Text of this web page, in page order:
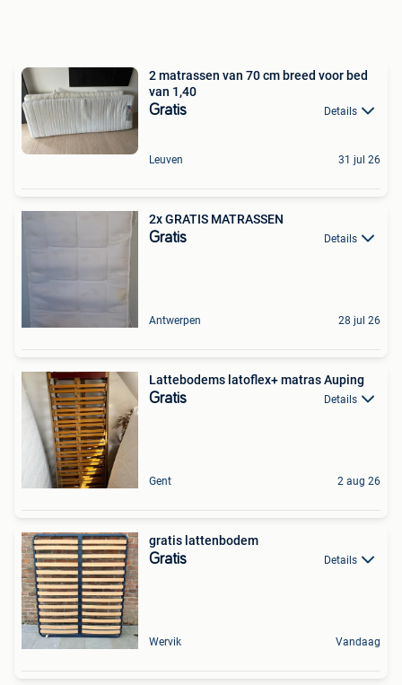
2 matrassen van 70 cm breed voor bed
van 1,40
Gratis Details
Leuven 31 jul 26
2x GRATIS MATRASSEN
Gratis Details
Antwerpen 28 jul 26
Lattebodems latoflex+ matras Auping
Gratis Details
Gent 2 aug 26
gratis lattenbodem
Gratis Details
Wervik Vandaag